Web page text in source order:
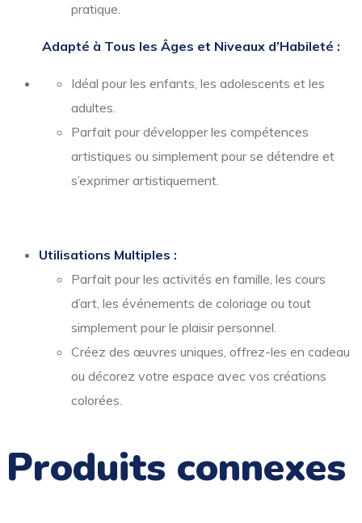
pratique.
Adapté à Tous les Âges et Niveaux d’Habileté :
Idéal pour les enfants, les adolescents et les
adultes.
Parfait pour développer les compétences
artistiques ou simplement pour se détendre et
s’exprimer artistiquement.
Utilisations Multiples :
Parfait pour les activités en famille, les cours
d’art, les événements de coloriage ou tout
simplement pour le plaisir personnel.
Créez des œuvres uniques, offrez-les en cadeau
ou décorez votre espace avec vos créations
colorées.
Produits connexes